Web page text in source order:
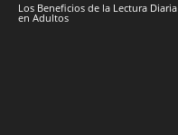
Los Beneficios de la Lectura Diaria
en Adultos